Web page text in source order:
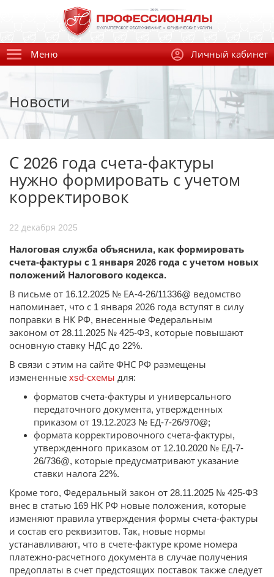
Меню Личный кабинет
Новости
С 2026 года счета-фактуры
нужно формировать с учетом
корректировок
22 декабря 2025
Налоговая служба объяснила, как формировать
счета-фактуры с 1 января 2026 года с учетом новых
положений Налогового кодекса.
В письме от 16.12.2025 № ЕА-4-26/11336@ ведомство
напоминает, что с 1 января 2026 года вступят в силу
поправки в НК РФ, внесенные Федеральным
законом от 28.11.2025 № 425-ФЗ, которые повышают
основную ставку НДС до 22%.
В связи с этим на сайте ФНС РФ размещены
измененные xsd-схемы для:
форматов счета-фактуры и универсального
передаточного документа, утвержденных
приказом от 19.12.2023 № ЕД-7-26/970@;
формата корректировочного счета-фактуры,
утвержденного приказом от 12.10.2020 № ЕД-7-
26/736@, которые предусматривают указание
ставки налога 22%.
Кроме того, Федеральный закон от 28.11.2025 № 425-ФЗ
внес в статью 169 НК РФ новые положения, которые
изменяют правила утверждения формы счета-фактуры
и состав его реквизитов. Так, новые нормы
устанавливают, что в счете-фактуре кроме номера
платежно-расчетного документа в случае получения
предоплаты в счет предстоящих поставок также следует